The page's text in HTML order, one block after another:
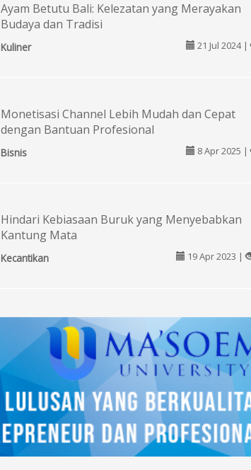
Ayam Betutu Bali: Kelezatan yang Merayakan
Budaya dan Tradisi
Kuliner 21 Jul 2024 |
Monetisasi Channel Lebih Mudah dan Cepat
dengan Bantuan Profesional
Bisnis 8 Apr 2025 |
Hindari Kebiasaan Buruk yang Menyebabkan
Kantung Mata
Kecantikan 19 Apr 2023 |